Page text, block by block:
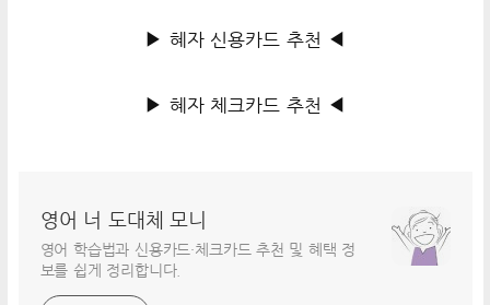
▶ 혜자 신용카드 추천 ◀
▶ 혜자 체크카드 추천 ◀
영어 너 도대체 모니
영어 학습법과 신용카드·체크카드 추천 및 혜택 정
보를 쉽게 정리합니다.